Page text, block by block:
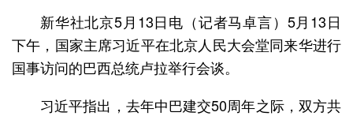
新华社北京5月13日电（记者马卓言）5月13日
下午，国家主席习近平在北京人民大会堂同来华进行
国事访问的巴西总统卢拉举行会谈。
习近平指出，去年中巴建交50周年之际，双方共